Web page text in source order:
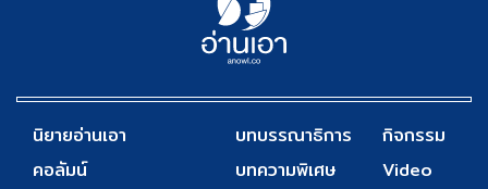
นิยายอ่านเอา
คอลัมน์
บทบรรณาธิการ
บทความพิเศษ
กิจกรรม
Video